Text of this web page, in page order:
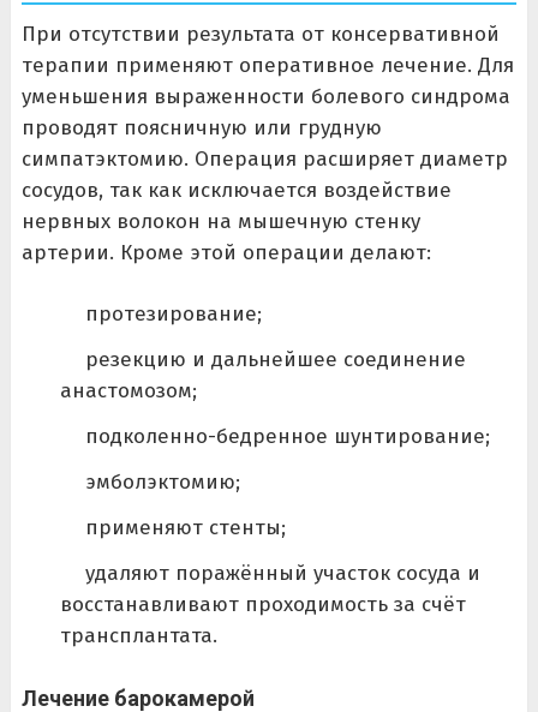
При отсутствии результата от консервативной
терапии применяют оперативное лечение. Для
уменьшения выраженности болевого синдрома
проводят поясничную или грудную
симпатэктомию. Операция расширяет диаметр
сосудов, так как исключается воздействие
нервных волокон на мышечную стенку
артерии. Кроме этой операции делают:
протезирование;
резекцию и дальнейшее соединение
анастомозом;
подколенно-бедренное шунтирование;
эмболэктомию;
применяют стенты;
удаляют поражённый участок сосуда и
восстанавливают проходимость за счёт
трансплантата.
Лечение барокамерой